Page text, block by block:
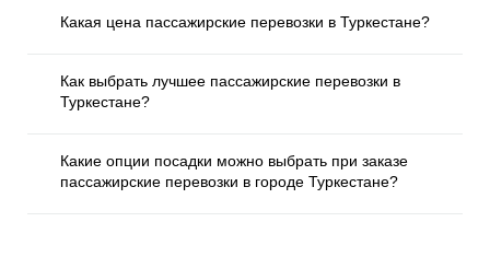
Какая цена пассажирские перевозки в Туркестане?
Как выбрать лучшее пассажирские перевозки в
Туркестане?
Какие опции посадки можно выбрать при заказе
пассажирские перевозки в городе Туркестане?